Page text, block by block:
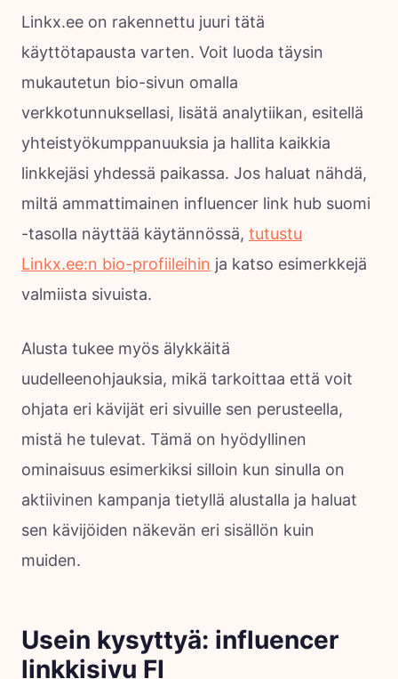
Linkx.ee on rakennettu juuri tätä
käyttötapausta varten. Voit luoda täysin
mukautetun bio-sivun omalla
verkkotunnuksellasi, lisätä analytiikan, esitellä
yhteistyökumppanuuksia ja hallita kaikkia
linkkejäsi yhdessä paikassa. Jos haluat nähdä,
miltä ammattimainen influencer link hub suomi
-tasolla näyttää käytännössä, tutustu
Linkx.ee:n bio-profiileihin ja katso esimerkkejä
valmiista sivuista.
Alusta tukee myös älykkäitä
uudelleenohjauksia, mikä tarkoittaa että voit
ohjata eri kävijät eri sivuille sen perusteella,
mistä he tulevat. Tämä on hyödyllinen
ominaisuus esimerkiksi silloin kun sinulla on
aktiivinen kampanja tietyllä alustalla ja haluat
sen kävijöiden näkevän eri sisällön kuin
muiden.
Usein kysyttyä: influencer
linkkisivu FI